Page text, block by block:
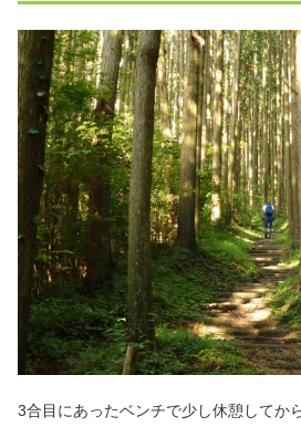
3合目にあったベンチで少し休憩してか